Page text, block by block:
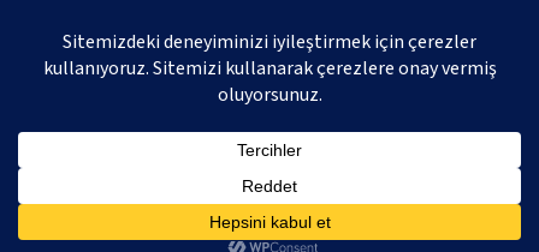
AVRASYA VOLEYBOL LIGI 2021 | AVRASYA SPORTIF FAALIYETLER ORGANIZASYONUDUR,
TÜM HAKLARI SAKLIDIR.